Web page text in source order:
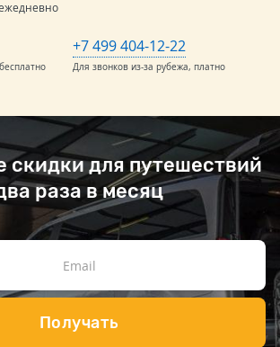
+7 499 404-12-22
Для звонков из-за рубежа, платно
скидки для путешествий
раза в месяц
Получать